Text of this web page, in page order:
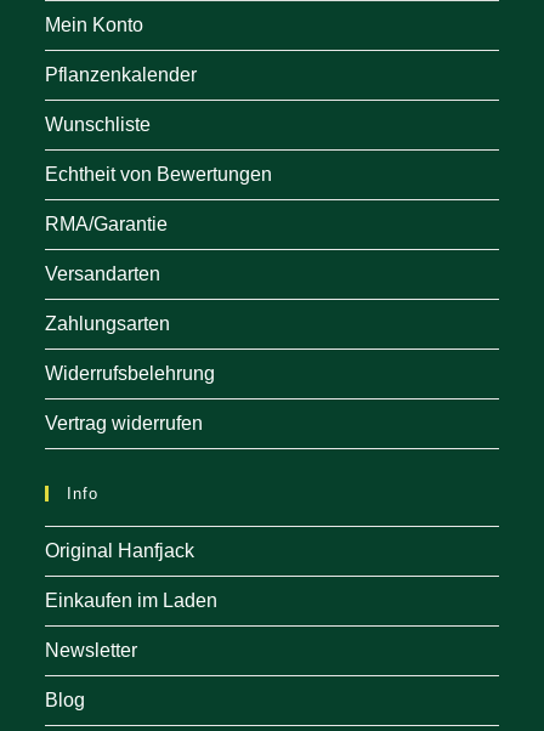
Mein Konto
Pflanzenkalender
Wunschliste
Echtheit von Bewertungen
RMA/Garantie
Versandarten
Zahlungsarten
Widerrufsbelehrung
Vertrag widerrufen
Info
Original Hanfjack
Einkaufen im Laden
Newsletter
Blog